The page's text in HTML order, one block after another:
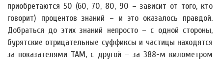
приобретаются 50 (60, 70, 80, 90 – зависит от того, кто
говорит) процентов знаний – и это оказалось правдой.
Добраться до этих знаний непросто – с одной стороны,
бурятские отрицательные суффиксы и частицы находятся
за показателями TAM, с другой – за 388-м километром